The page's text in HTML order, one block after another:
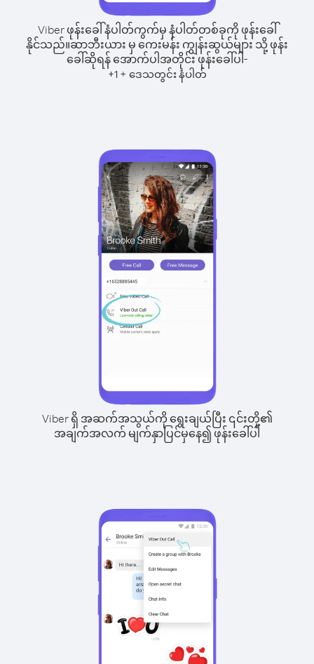
Viber ဖုန်းခေါ်နံပါတ်ကွက်မှ နံပါတ်တစ်ခုကို ဖုန်းခေါ်
နိုင်သည်။ဆာဘီးယား မှ ကေးမန်း ကျွန်းဆွယ်များ သို့ ဖုန်း
ခေါ်ဆိုရန် အောက်ပါအတိုင်း ဖုန်းခေါ်ပါ-
+1+ ဒေသတွင်း နံပါတ်
Viber ရှိ အဆက်အသွယ်ကို ရွေးချယ်ပြီး ၎င်းတို့၏
အချက်အလက် မျက်နှာပြင်မှနေ၍ ဖုန်းခေါ်ပါ